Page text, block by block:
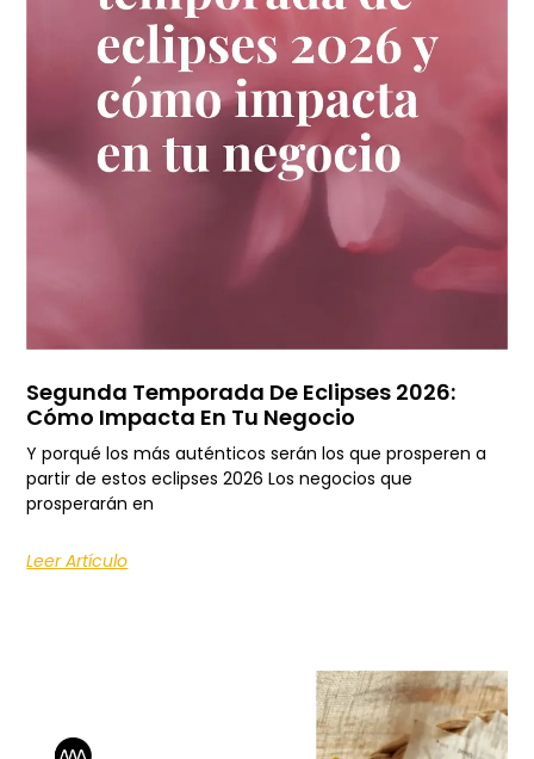
Segunda Temporada De Eclipses 2026:
Cómo Impacta En Tu Negocio
Y porqué los más auténticos serán los que prosperen a
partir de estos eclipses 2026 Los negocios que
prosperarán en
Leer Artículo